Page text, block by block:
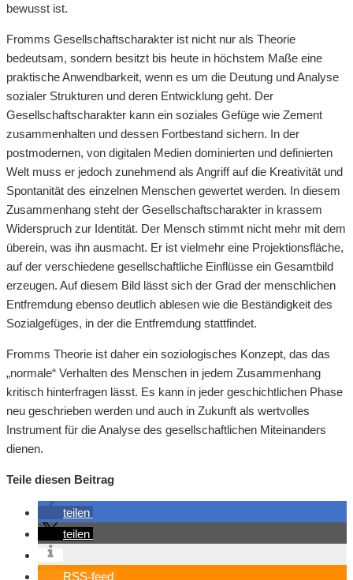
bewusst ist.
Fromms Gesellschaftscharakter ist nicht nur als Theorie
bedeutsam, sondern besitzt bis heute in höchstem Maße eine
praktische Anwendbarkeit, wenn es um die Deutung und Analyse
sozialer Strukturen und deren Entwicklung geht. Der
Gesellschaftscharakter kann ein soziales Gefüge wie Zement
zusammenhalten und dessen Fortbestand sichern. In der
postmodernen, von digitalen Medien dominierten und definierten
Welt muss er jedoch zunehmend als Angriff auf die Kreativität und
Spontanität des einzelnen Menschen gewertet werden. In diesem
Zusammenhang steht der Gesellschaftscharakter in krassem
Widerspruch zur Identität. Der Mensch stimmt nicht mehr mit dem
überein, was ihn ausmacht. Er ist vielmehr eine Projektionsfläche,
auf der verschiedene gesellschaftliche Einflüsse ein Gesamtbild
erzeugen. Auf diesem Bild lässt sich der Grad der menschlichen
Entfremdung ebenso deutlich ablesen wie die Beständigkeit des
Sozialgefüges, in der die Entfremdung stattfindet.
Fromms Theorie ist daher ein soziologisches Konzept, das das
„normale“ Verhalten des Menschen in jedem Zusammenhang
kritisch hinterfragen lässt. Es kann in jeder geschichtlichen Phase
neu geschrieben werden und auch in Zukunft als wertvolles
Instrument für die Analyse des gesellschaftlichen Miteinanders
dienen.
Teile diesen Beitrag
teilen
teilen
RSS-feed